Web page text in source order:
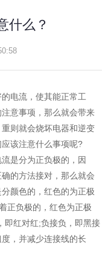
什么？
电流，使其能正常工
意事项，那么就会带来
则就会烧坏电器和逆变
该注意什么事项呢?
是分为正负极的，因
的方法接对，那么就会
颜色的，红色的为正极
正负极的，红色为正极
即红对红;负接负，即黑接
，并减少连接线的长